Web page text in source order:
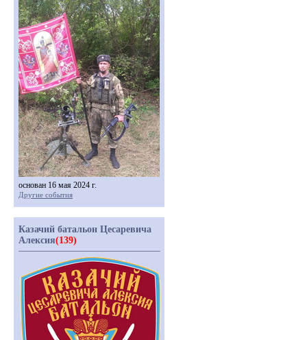
основан 16 мая 2024 г.
Другие события
Казачий батальон Цесаревича
Алексия(139)